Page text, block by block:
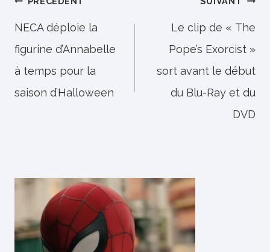
de
l’article
NECA déploie la
figurine d’Annabelle
à temps pour la
saison d’Halloween
Le clip de « The
Pope’s Exorcist »
sort avant le début
du Blu-Ray et du
DVD